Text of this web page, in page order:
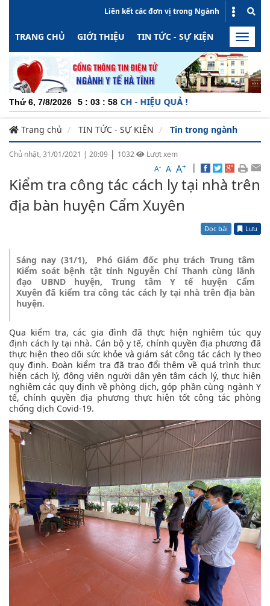
Liên kết các đơn vị trong Ngành
TRANG CHỦ GIỚI THIỆU TIN TỨC - SỰ KIỆN HOẠT
Toggle
Thứ 6, 7/8/2026 5 : 03 : 59
ĐỘNG - MINH BẠCH - HIỆU QUẢ !
Trang chủ TIN TỨC - SỰ KIỆN Tin trong ngành
Chủ nhật, 31/01/2021 | 20:09 | 1032
Lượt xem
A- A A+ |
Kiểm tra công tác cách ly tại nhà trên
địa bàn huyện Cẩm Xuyên
Đọc bài Lưu
Sáng nay (31/1), Phó Giám đốc phụ trách Trung tâm
Kiểm soát bệnh tật tỉnh Nguyễn Chí Thanh cùng lãnh
đạo UBND huyện, Trung tâm Y tế huyện Cẩm
Xuyên đã kiểm tra công tác cách ly tại nhà trên địa bàn
huyện.
Qua kiểm tra, các gia đình đã thực hiện nghiêm túc quy
định cách ly tại nhà. Cán bộ y tế, chính quyền địa phương đã
thực hiện theo dõi sức khỏe và giám sát công tác cách ly theo
quy định. Đoàn kiểm tra đã trao đổi thêm về quá trình thực
hiện cách lý, động viên người dân yên tâm cách lý, thực hiện
nghiêm các quy định về phòng dịch, góp phần cùng ngành Y
tế, chính quyền địa phương thực hiện tốt công tác phòng
chống dịch Covid-19.